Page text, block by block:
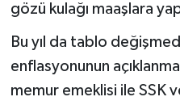
gözü kulağı maaşlara
Bu yıl da tablo
enflasyonunun
memur emeklisi ile SSK
Sinemalar
Siyaset